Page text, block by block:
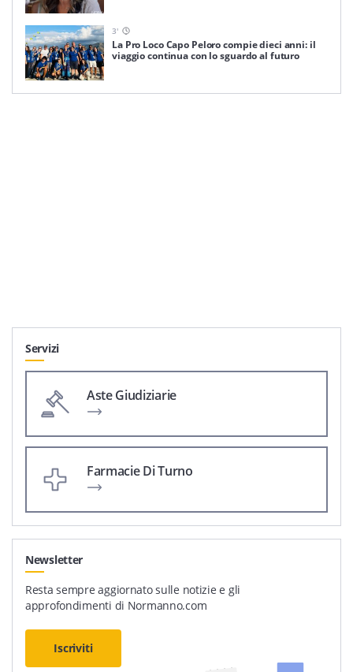
3'
La Pro Loco Capo Peloro compie dieci anni: il
viaggio continua con lo sguardo al futuro
Servizi
Aste Giudiziarie
Farmacie Di Turno
Newsletter
Resta sempre aggiornato sulle notizie e gli
approfondimenti di Normanno.com
Iscriviti